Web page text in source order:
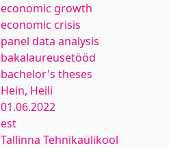
economic growth
economic crisis
panel data analysis
bakalaureusetööd
bachelor's theses
Hein, Heili
01.06.2022
est
Tallinna Tehnikaülikool